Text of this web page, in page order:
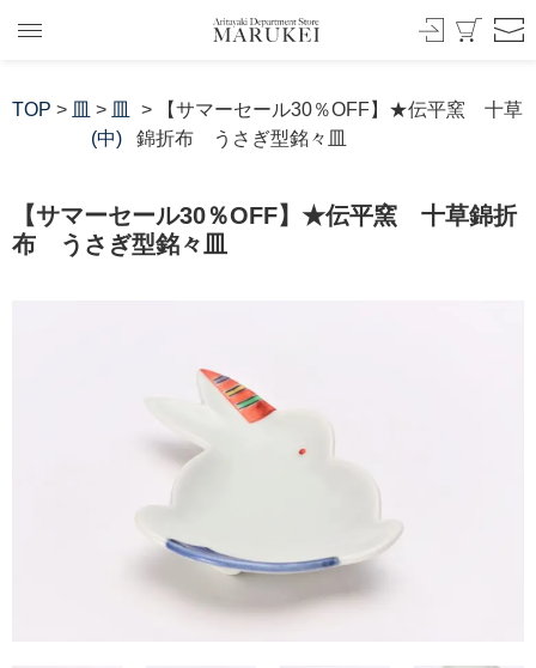
TOP > 皿 > 皿
(中)
> 【サマーセール30％OFF】★伝平窯 十草
錦折布 うさぎ型銘々皿
【サマーセール30％OFF】★伝平窯 十草錦折
布 うさぎ型銘々皿